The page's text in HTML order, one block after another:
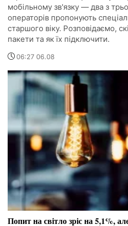
мобільному зв'язку — два з
операторів пропонують
старшого віку. Розповідаємо,
пакети та як їх підключити.
06:27 06.08
Попит на світло зріс на 5,1%,